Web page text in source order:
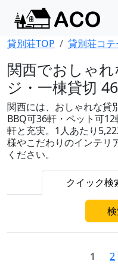
貸別荘TOP 貸別荘コテ
関西でおしゃ
ジ・一棟貸切
関西には、おしゃれな貸
BBQ可36軒・ペット可
軒と充実。1人あたり
様やこだわりのインテリ
ください。
クイック検
1 2